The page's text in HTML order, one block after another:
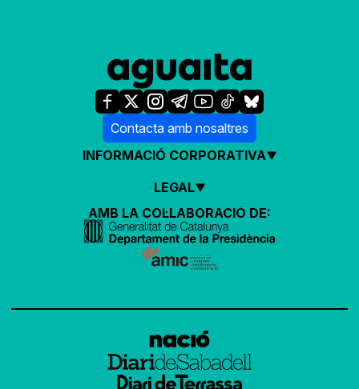
Contacta amb nosaltres
INFORMACIÓ CORPORATIVA
LEGAL
AMB LA COL·LABORACIÓ DE: